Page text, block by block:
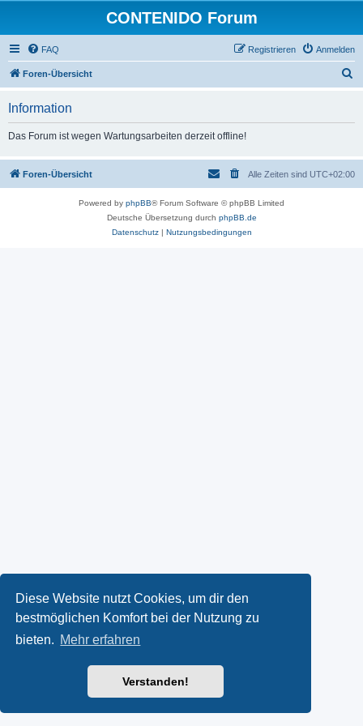
Diese Website nutzt Cookies, um dir den
bestmöglichen Komfort bei der Nutzung zu
bieten. Mehr erfahren
Verstanden!
CONTENIDO Forum
FAQ Anmelden
Registrieren
Foren-Übersicht
Information
Das Forum ist wegen Wartungsarbeiten derzeit offline!
Foren-Übersicht Alle Zeiten sind UTC+02:00
Powered by phpBB® Forum Software © phpBB Limited
Deutsche Übersetzung durch phpBB.de
Datenschutz| Nutzungsbedingungen